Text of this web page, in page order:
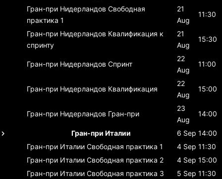
Гран-при Нидерландов Свободная
практика 1
21
Aug
11:30
Гран-при Нидерландов Квалификация к
спринту
21
Aug
15:30
Гран-при Нидерландов Спринт
22
Aug
11:00
Гран-при Нидерландов Квалификация
22
Aug
15:00
Гран-при Нидерландов Гран-при
23
Aug
14:00
Гран-при Италии 6 Sep 14:00
Гран-при Италии Свободная практика 1 4 Sep 11:30
Гран-при Италии Свободная практика 2 4 Sep 15:00
Гран-при Италии Свободная практика 3 5 Sep 11:30